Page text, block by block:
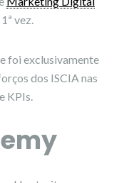
vez.
foi exclusivamente
dos ISCIA nas
KPIs.